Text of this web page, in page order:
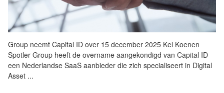
Group neemt Capital ID over 15 december 2025 Kel Koenen
Spotler Group heeft de overname aangekondigd van Capital ID
een Nederlandse SaaS aanbieder die zich specialiseert in Digital
Asset ...